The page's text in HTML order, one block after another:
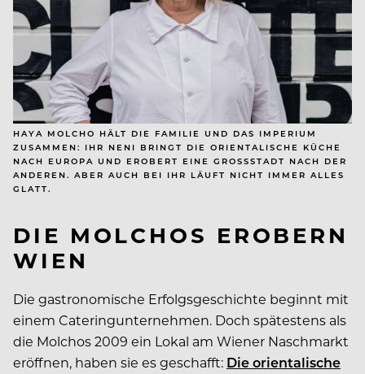
HAYA MOLCHO HÄLT DIE FAMILIE UND DAS IMPERIUM
ZUSAMMEN: IHR NENI BRINGT DIE ORIENTALISCHE KÜCHE
NACH EUROPA UND EROBERT EINE GROSSSTADT NACH DER A
NDEREN. ABER AUCH BEI IHR LÄUFT NICHT IMMER ALLES G
LATT.
DIE MOLCHOS EROBERN
WIEN
Die gastronomische Erfolgsgeschichte beginnt mit
einem Cateringunternehmen. Doch spätestens als
die Molchos 2009 ein Lokal am Wiener Naschmarkt
eröffnen, haben sie es geschafft: Die orientalische